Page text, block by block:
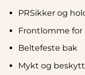
PRSikker og
Frontlomme
Beltefeste bak
Mykt og